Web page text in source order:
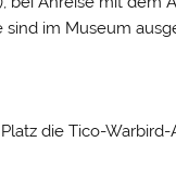
im Museum
die Tico-Warbird-